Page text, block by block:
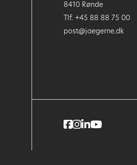
8410 Rønde
Tlf. +45 88 88 75 00
post@jaegerne.dk